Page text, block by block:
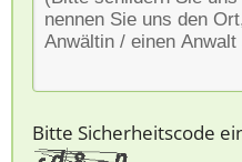
Bitte Sicherheitscode